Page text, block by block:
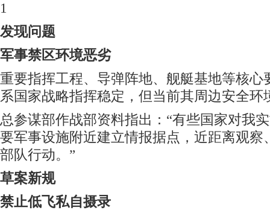
1
发现问题
军事禁区环境恶劣
重要指挥工程、导弹阵地、舰艇基地等核心
系国家战略指挥稳定，但当前其周边安全环
总参谋部作战部资料指出：“有些国家对我
要军事设施附近建立情报据点，近距离观察
部队行动。”
草案新规
禁止低飞私自摄录